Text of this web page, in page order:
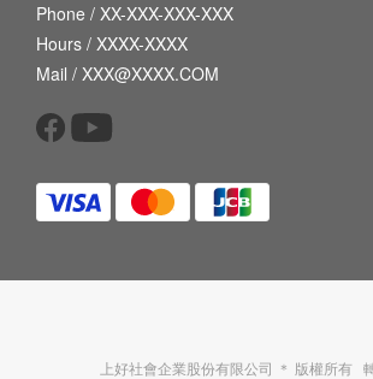
Phone / XX-XXX-XXX-XXX
Hours / XXXX-XXXX
Mail / XXX@XXXX.COM
上好社會企業股份有限公司 ＊ 版權所有